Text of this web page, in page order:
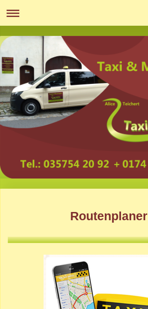
Routenplaner